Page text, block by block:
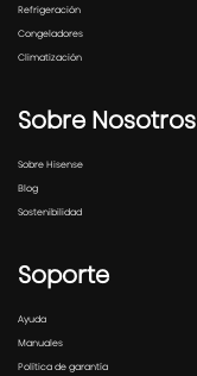
Refrigeración
Congeladores
Climatización
Sobre Nosotros
Sobre Hisense
Blog
Sostenibilidad
Soporte
Ayuda
Manuales
Política de garantía